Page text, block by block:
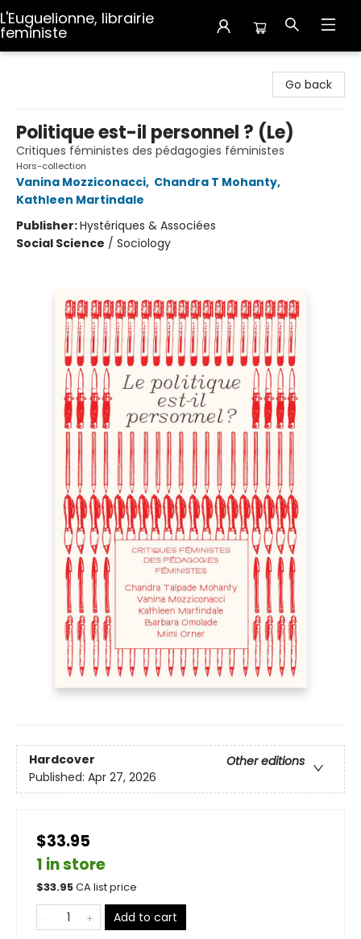
L'Euguelionne, librairie
feministe
Go back
Politique est-il personnel ? (Le)
Critiques féministes des pédagogies féministes
Hors-collection
Vanina Mozziconacci, Chandra T Mohanty,
Kathleen Martindale
Publisher:Hystériques & Associées
Social Science / Sociology
Hardcover
Other editions
Published: Apr 27, 2026
$33.95
1 in store
$33.95CA list price
Add to cart